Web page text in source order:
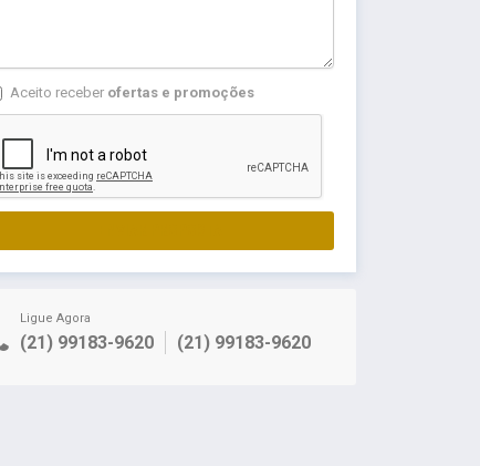
Aceito receber ofertas e promoções
Ligue Agora
(21) 99183-9620 (21) 99183-9620